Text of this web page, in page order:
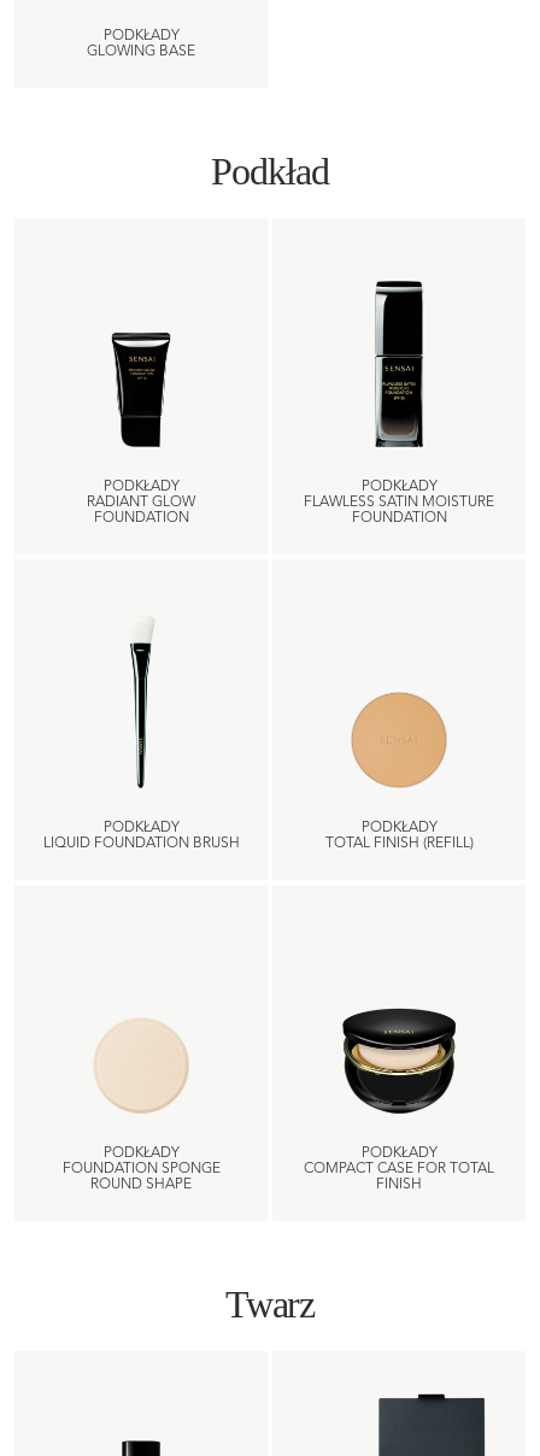
PODKŁADY
GLOWING BASE
Podkład
PODKŁADY
RADIANT GLOW
FOUNDATION
PODKŁADY
FLAWLESS SATIN MOISTURE
FOUNDATION
PODKŁADY
LIQUID FOUNDATION BRUSH
PODKŁADY
TOTAL FINISH (REFILL)
PODKŁADY
FOUNDATION SPONGE
ROUND SHAPE
PODKŁADY
COMPACT CASE FOR TOTAL
FINISH
Twarz